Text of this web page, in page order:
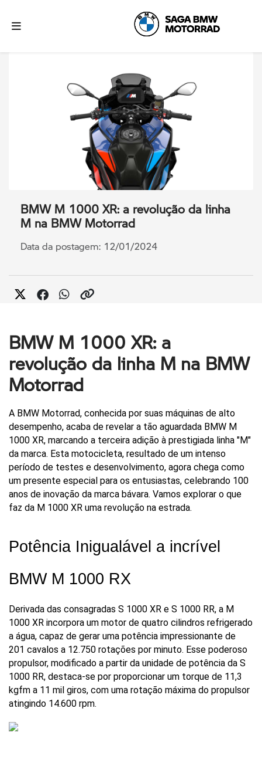
BMW M 1000 XR: a revolução da linha
M na BMW Motorrad
Data da postagem: 12/01/2024
BMW M 1000 XR: a
revolução da linha M na BMW
Motorrad
A BMW Motorrad, conhecida por suas máquinas de alto
desempenho, acaba de revelar a tão aguardada BMW M
1000 XR, marcando a terceira adição à prestigiada linha "M"
da marca. Esta motocicleta, resultado de um intenso
período de testes e desenvolvimento, agora chega como
um presente especial para os entusiastas, celebrando 100
anos de inovação da marca bávara. Vamos explorar o que
faz da M 1000 XR uma revolução na estrada.
Potência Inigualável a incrível
BMW M 1000 RX
Derivada das consagradas S 1000 XR e S 1000 RR, a M
1000 XR incorpora um motor de quatro cilindros refrigerado
a água, capaz de gerar uma potência impressionante de
201 cavalos a 12.750 rotações por minuto. Esse poderoso
propulsor, modificado a partir da unidade de potência da S
1000 RR, destaca-se por proporcionar um torque de 11,3
kgfm a 11 mil giros, com uma rotação máxima do propulsor
atingindo 14.600 rpm.